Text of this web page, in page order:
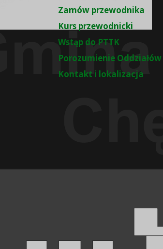
Zamów przewodnika
Kurs przewodnicki
Wstąp do PTTK
Porozumienie Oddziałów
Kontakt i lokalizacja